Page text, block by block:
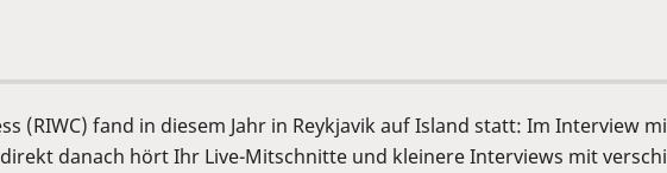
(RIWC) fand in diesem Jahr in Reykjavik auf Island statt: Im Interview
danach hört Ihr Live-Mitschnitte und kleinere Interviews mit